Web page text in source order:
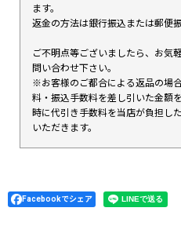
ます。
返金の方法は銀行振込または郵便
ご不明点等ございましたら、お気
問い合わせ下さい。
※お客様のご都合による返品の場
料・振込手数料を差し引いた金額
時に代引き手数料を当店が負担し
いただきます。
Facebookでシェア